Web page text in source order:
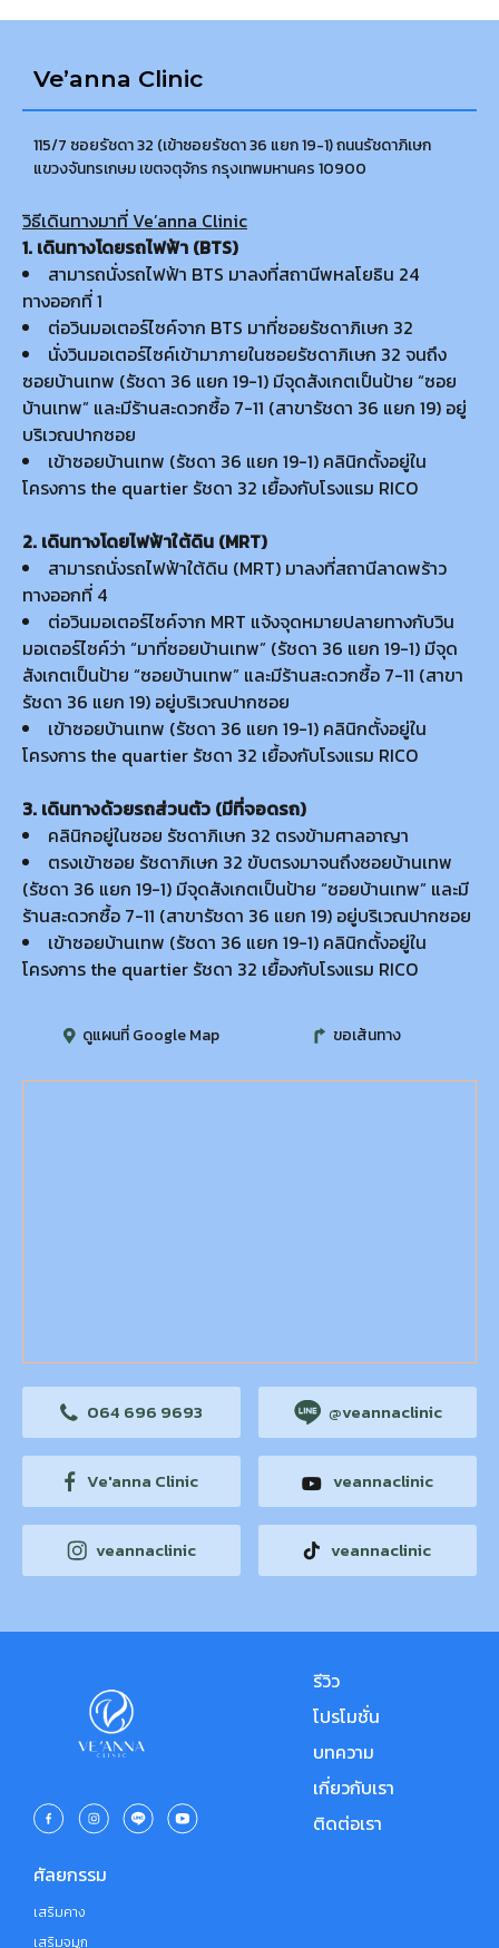
Ve’anna Clinic
115/7 ซอยรัชดา 32 (เข้าซอยรัชดา 36 แยก 19-1) ถนนรัชดาภิเษก
แขวงจันทรเกษม เขตจตุจักร กรุงเทพมหานคร 10900
วิธีเดินทางมาที่ Ve’anna Clinic
1. เดินทางโดยรถไฟฟ้า (BTS)
สามารถนั่งรถไฟฟ้า BTS มาลงที่สถานีพหลโยธิน 24
ทางออกที่ 1
ต่อวินมอเตอร์ไซค์จาก BTS มาที่ซอยรัชดาภิเษก 32
นั่งวินมอเตอร์ไซค์เข้ามาภายในซอยรัชดาภิเษก 32 จนถึง
ซอยบ้านเทพ (รัชดา 36 แยก 19-1) มีจุดสังเกตเป็นป้าย “ซอย
บ้านเทพ” และมีร้านสะดวกซื้อ 7-11 (สาขารัชดา 36 แยก 19) อยู่
บริเวณปากซอย
เข้าซอยบ้านเทพ (รัชดา 36 แยก 19-1) คลินิกตั้งอยู่ใน
โครงการ the quartier รัชดา 32 เยื้องกับโรงแรม RICO
2. เดินทางโดยไฟฟ้าใต้ดิน (MRT)
สามารถนั่งรถไฟฟ้าใต้ดิน (MRT) มาลงที่สถานีลาดพร้าว
ทางออกที่ 4
ต่อวินมอเตอร์ไซค์จาก MRT แจ้งจุดหมายปลายทางกับวิน
มอเตอร์ไซค์ว่า “มาที่ซอยบ้านเทพ” (รัชดา 36 แยก 19-1) มีจุด
สังเกตเป็นป้าย “ซอยบ้านเทพ” และมีร้านสะดวกซื้อ 7-11 (สาขา
รัชดา 36 แยก 19) อยู่บริเวณปากซอย
เข้าซอยบ้านเทพ (รัชดา 36 แยก 19-1) คลินิกตั้งอยู่ใน
โครงการ the quartier รัชดา 32 เยื้องกับโรงแรม RICO
3. เดินทางด้วยรถส่วนตัว (มีที่จอดรถ)
คลินิกอยู่ในซอย รัชดาภิเษก 32 ตรงข้ามศาลอาญา
ตรงเข้าซอย รัชดาภิเษก 32 ขับตรงมาจนถึงซอยบ้านเทพ
(รัชดา 36 แยก 19-1) มีจุดสังเกตเป็นป้าย “ซอยบ้านเทพ” และมี
ร้านสะดวกซื้อ 7-11 (สาขารัชดา 36 แยก 19) อยู่บริเวณปากซอย
เข้าซอยบ้านเทพ (รัชดา 36 แยก 19-1) คลินิกตั้งอยู่ใน
โครงการ the quartier รัชดา 32 เยื้องกับโรงแรม RICO
ดูแผนที่ Google Map ขอเส้นทาง
064 696 9693 @veannaclinic
Ve'anna Clinic veannaclinic
veannaclinic veannaclinic
ศัลยกรรม
เสริมคาง
เสริมจมูก
รีวิว
โปรโมชั่น
บทความ
เกี่ยวกับเรา
ติดต่อเรา